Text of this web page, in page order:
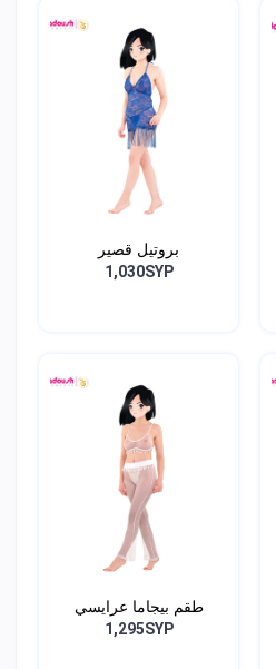
بروتيل قصير
1,030SYP
طقم بيجاما عرايسي
1,295SYP